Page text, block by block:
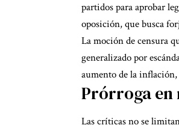
partidos para aprobar
oposición, que busca
La moción de censura
generalizado por
aumento de la
Prórroga
Las críticas no se